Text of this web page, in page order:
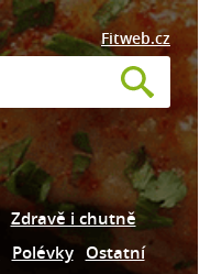
Fitweb.cz
Zdravě i chutně
Polévky Ostatní